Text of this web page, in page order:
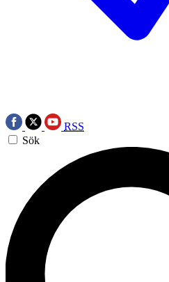
RSS
Sök